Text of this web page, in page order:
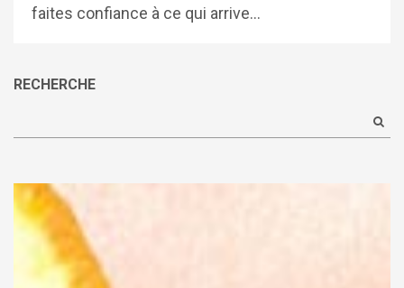
faites confiance à ce qui arrive…
RECHERCHE